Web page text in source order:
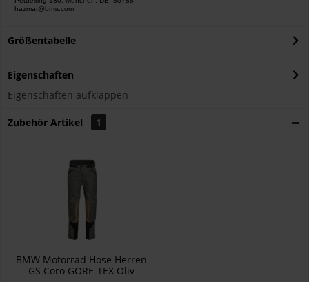
hazmat@bmw.com
Größentabelle
Eigenschaften
Eigenschaften aufklappen
Zubehör Artikel 1
BMW Motorrad Hose Herren
GS Coro GORE-TEX Oliv